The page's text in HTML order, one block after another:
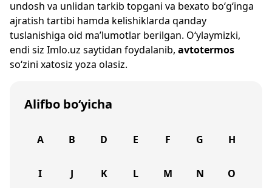
undosh va unlidan tarkib topgani va bexato bo‘g‘inga
ajratish tartibi hamda kelishiklarda qanday
tuslanishiga oid ma’lumotlar berilgan. O‘ylaymizki,
endi siz Imlo.uz saytidan foydalanib, avtotermos
so‘zini xatosiz yoza olasiz.
Alifbo bo‘yicha
A B D E F G H
I J K L M N O